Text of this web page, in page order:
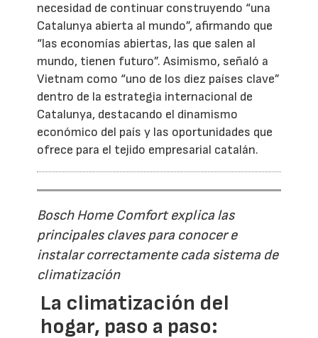
necesidad de continuar construyendo “una
Catalunya abierta al mundo”, afirmando que
“las economías abiertas, las que salen al
mundo, tienen futuro”. Asimismo, señaló a
Vietnam como “uno de los diez países clave”
dentro de la estrategia internacional de
Catalunya, destacando el dinamismo
económico del país y las oportunidades que
ofrece para el tejido empresarial catalán.
Bosch Home Comfort explica las
principales claves para conocer e
instalar correctamente cada sistema de
climatización
La climatización del
hogar, paso a paso: